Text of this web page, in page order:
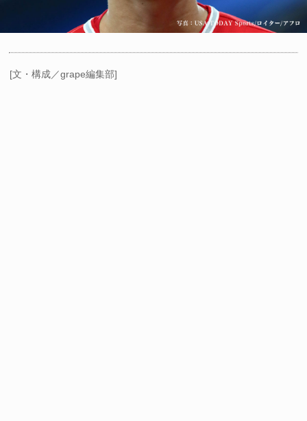
[文・構成／grape編集部]